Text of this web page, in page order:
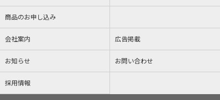
商品のお申し込み
会社案内 広告掲載
お知らせ お問い合わせ
採用情報